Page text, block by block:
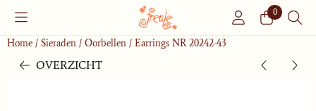
Cookievoorkeuren zijn momenteel gesloten. 0
Home / Sieraden / Oorbellen / Earrings NR 20242-43
OVERZICHT